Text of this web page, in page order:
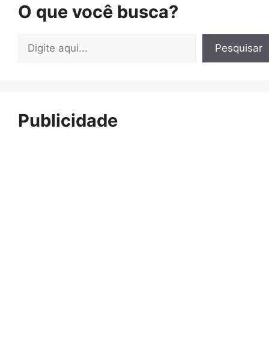
O que você busca?
Pesquisar
Publicidade